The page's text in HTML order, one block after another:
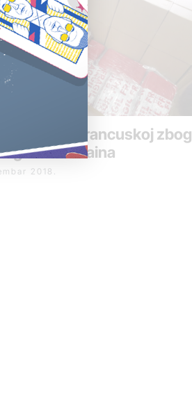
uhapšen u Francuskoj zbog
kokaina
2018.